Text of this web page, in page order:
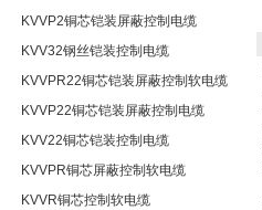
KVVP2铜芯铠装屏蔽控制电缆
KVV32钢丝铠装控制电缆
KVVPR22铜芯铠装屏蔽控制软电缆
KVVP22铜芯铠装屏蔽控制电缆
KVV22铜芯铠装控制电缆
KVVPR铜芯屏蔽控制软电缆
KVVR铜芯控制软电缆